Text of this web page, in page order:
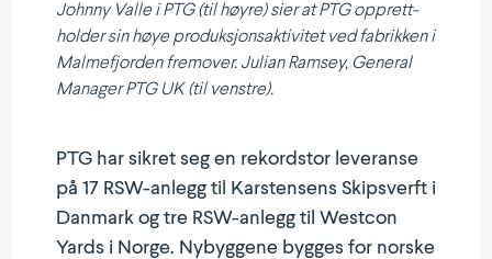
Johnny Valle i PTG (til høyre) sier at PTG opprett­
holder sin høye produk­sjons­ak­ti­vitet ved fabrikken i
Malme­fjorden fremover. Julian Ramsey, General
Manager PTG UK (til venstre).
PTG har sikret seg en rekordstor leveranse
på 17 RSW-anlegg til Karstensens Skips­verft i
Danmark og tre RSW-anlegg til Westcon
Yards i Norge. Nybyggene bygges for norske